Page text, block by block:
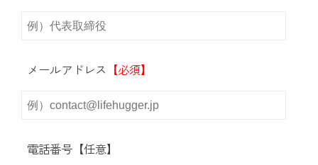
メールアドレス 【必須】
電話番号【任意】